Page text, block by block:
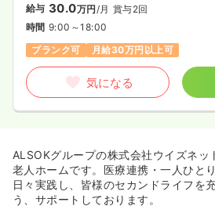
給与 30.0万円/月 賞与2回
時間 9:00～18:00
ブランク可
月給30万円以上可
気になる
ALSOKグループの株式会社ウイズネッ
老人ホームです。医療連携・一人ひと
日々実践し、皆様のセカンドライフを
う、サポートしております。